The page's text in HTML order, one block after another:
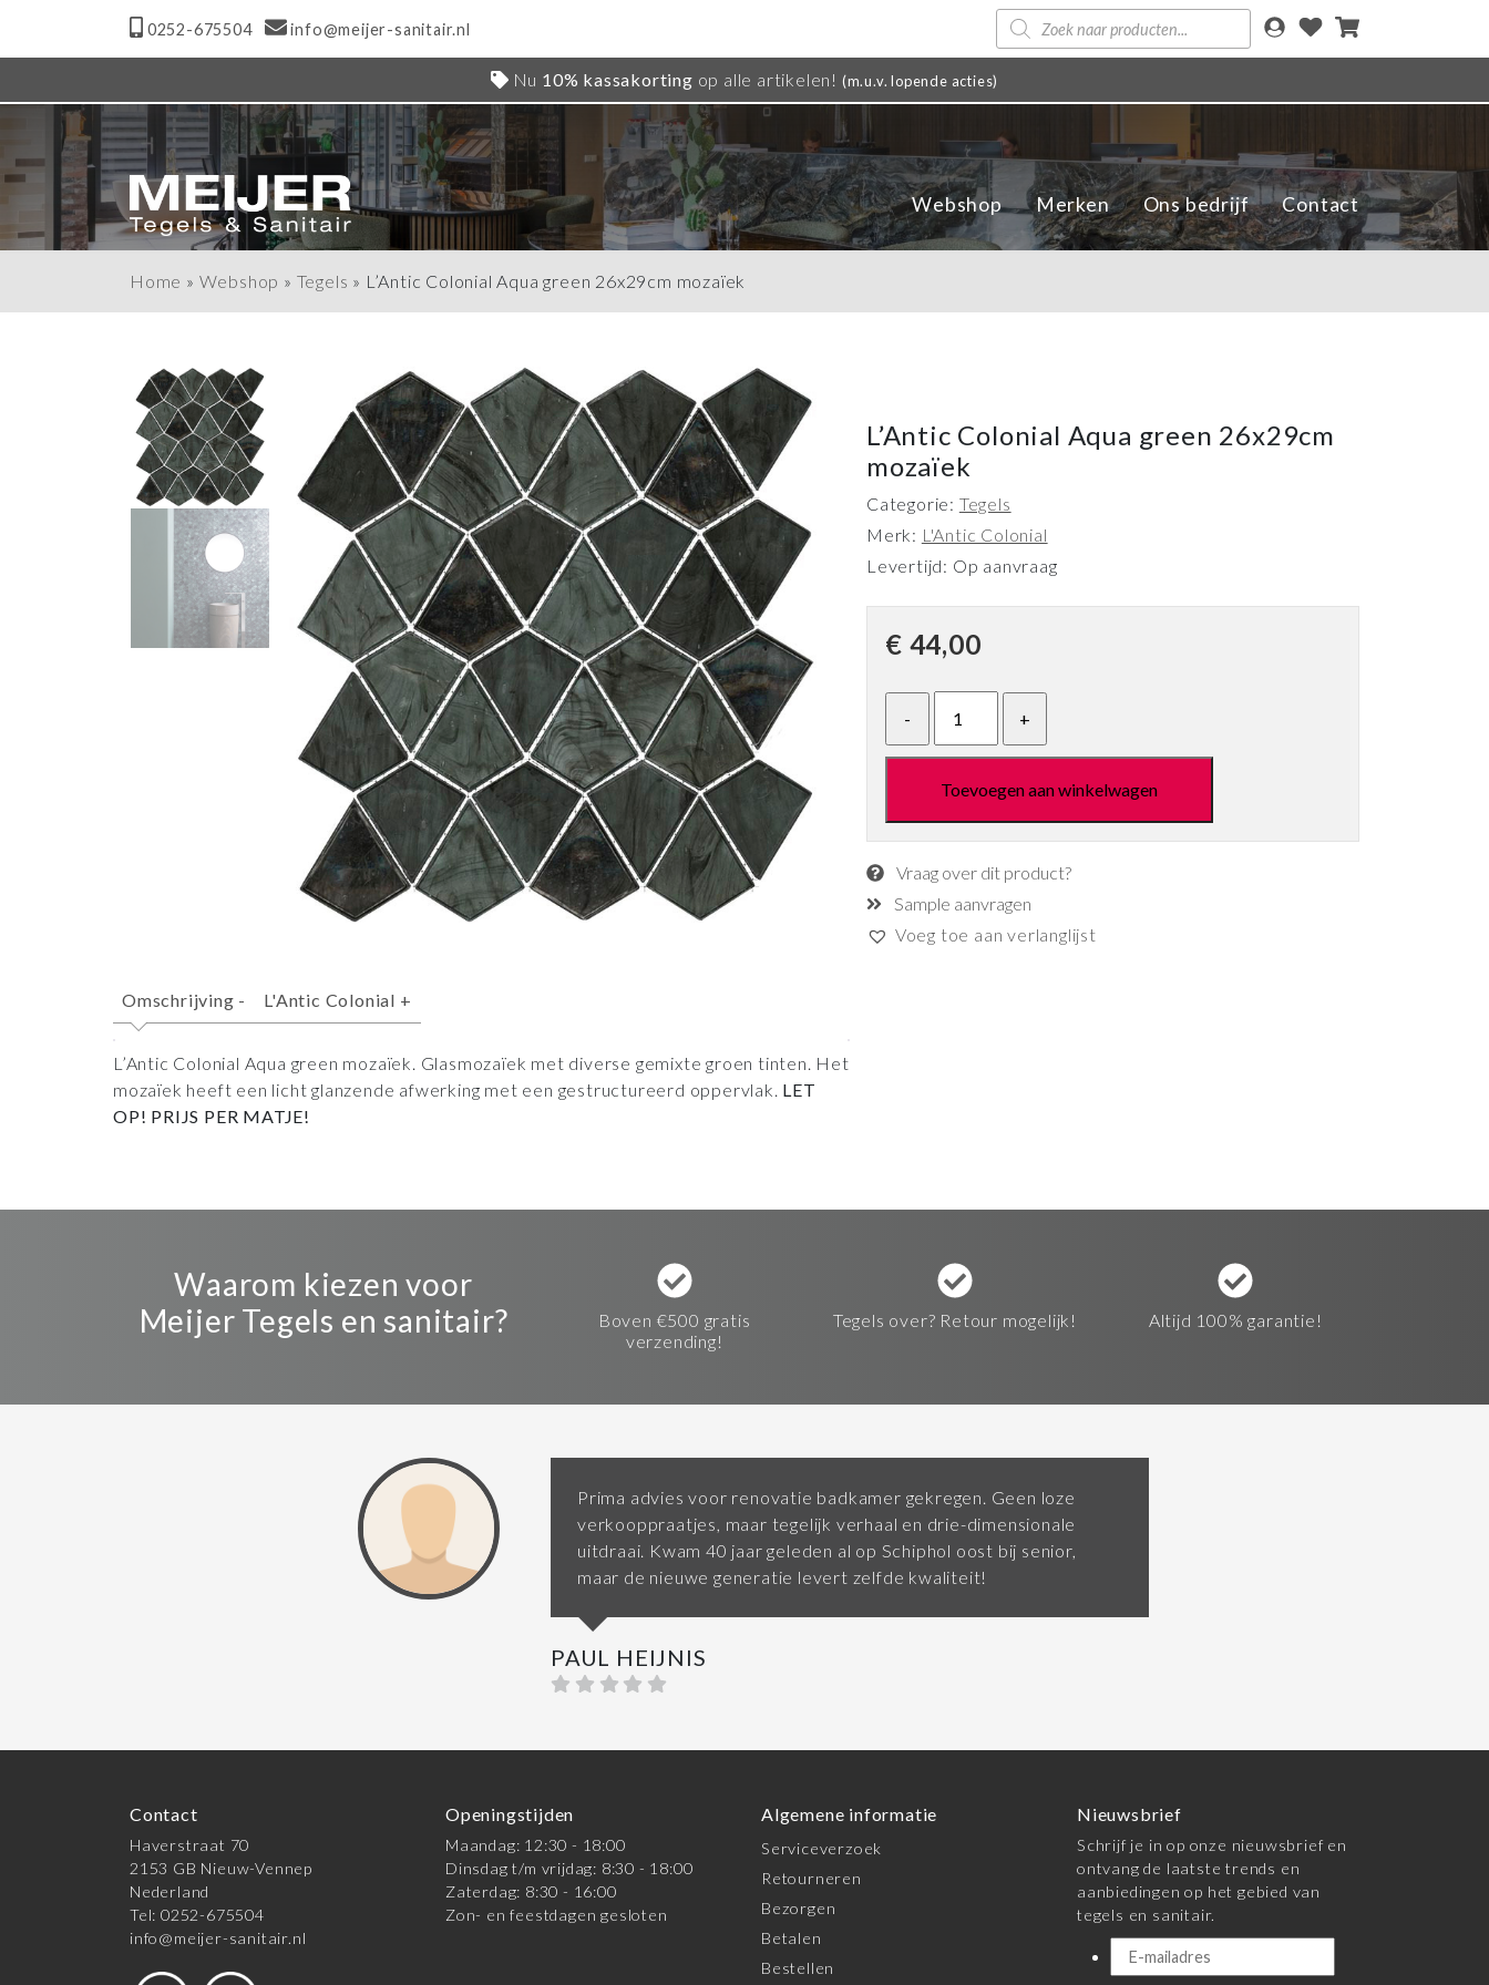
0252-675504 info@meijer-sanitair.nl
Producten
zoeken
Nu 10% kassakorting op alle artikelen! (m.u.v. lopende acties)
Webshop Merken Ons bedrijf Contact
Home » Webshop » Tegels » L’Antic Colonial Aqua green 26x29cm mozaïek
Omschrijving - L'Antic Colonial +
L’Antic Colonial Aqua green mozaïek. Glasmozaïek met diverse gemixte groen tinten. Het
mozaïek heeft een licht glanzende afwerking met een gestructureerd oppervlak. LET
OP! PRIJS PER MATJE!
L’Antic Colonial Aqua green 26x29cm
mozaïek
Categorie: Tegels
Merk: L'Antic Colonial
Levertijd: Op aanvraag
€ 44,00
Toevoegen aan winkelwagen
Vraag over dit product?
Sample aanvragen
Voeg toe aan verlanglijst
Waarom kiezen voor
Meijer Tegels en sanitair?
Boven €500 gratis
verzending!
Tegels over? Retour mogelijk! Altijd 100% garantie!
Prima advies voor renovatie badkamer gekregen. Geen loze
verkooppraatjes, maar tegelijk verhaal en drie-dimensionale
uitdraai. Kwam 40 jaar geleden al op Schiphol oost bij senior,
maar de nieuwe generatie levert zelfde kwaliteit!
PAUL HEIJNIS
Contact
Haverstraat 70
2153 GB Nieuw-Vennep
Nederland
Tel: 0252-675504
info@meijer-sanitair.nl
Openingstijden
Maandag: 12:30 - 18:00
Dinsdag t/m vrijdag: 8:30 - 18:00
Zaterdag: 8:30 - 16:00
Zon- en feestdagen gesloten
Algemene informatie
Serviceverzoek
Retourneren
Bezorgen
Betalen
Bestellen
Nieuwsbrief
Schrijf je in op onze nieuwsbrief en
ontvang de laatste trends en
aanbiedingen op het gebied van
tegels en sanitair.